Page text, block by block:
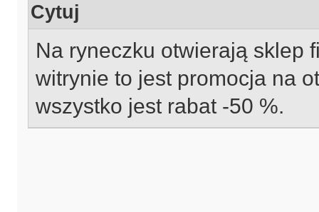
Cytuj
Na ryneczku otwierają sklep
witrynie to jest promocja na
wszystko jest rabat -50 %.